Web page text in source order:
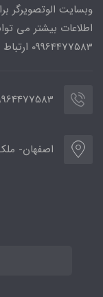
وبسایت الوتصویرگر
اطلاعات بیشتر می
09964477583 ارتباط بگیرید.
اصفهان- ملک